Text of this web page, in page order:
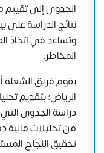
الجدوى إلى
نتائج الدراسة على
وتساعد في اتخاذ
المخاطر.
يقوم فريق
الرياض؛ بتقديم
دراسة الجدوى
من تحليلات مالية
تحقيق النجاح